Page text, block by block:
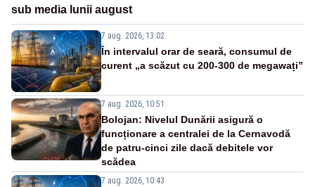
sub media lunii august
7 aug. 2026, 13:02
În intervalul orar de seară, consumul de
curent „a scăzut cu 200-300 de megawați”
7 aug. 2026, 10:51
Bolojan: Nivelul Dunării asigură o
funcționare a centralei de la Cernavodă
de patru-cinci zile dacă debitele vor
scădea
7 aug. 2026, 10:43